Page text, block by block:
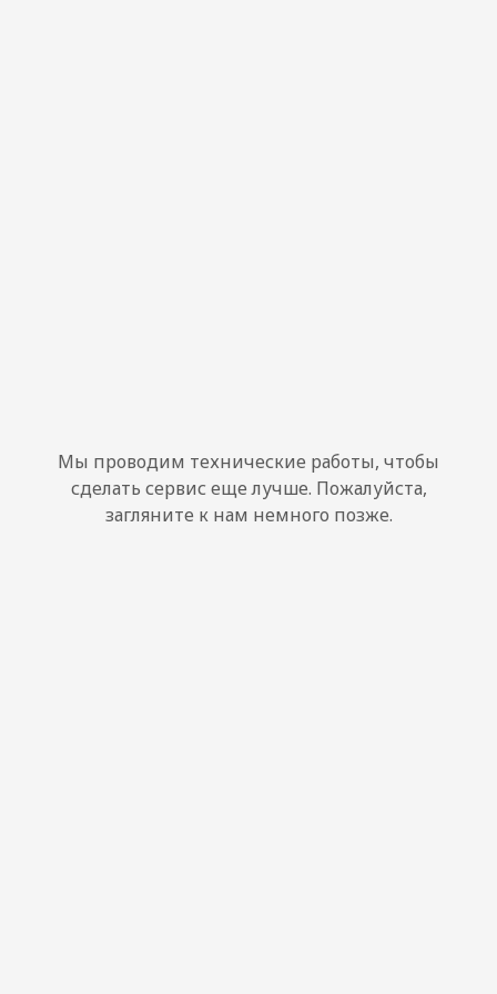
Мы проводим технические работы, чтобы
сделать сервис еще лучше. Пожалуйста,
загляните к нам немного позже.